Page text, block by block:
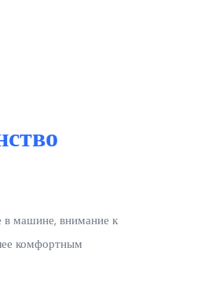
в машине, внимание к
комфортным